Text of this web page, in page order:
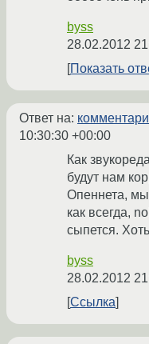
byss
28.02.2012
Показать
Ответ на:
10:30:30 +00:00
Как
будут нам
Опеннета,
как всегда,
сыпется.
byss
28.02.2012
Ссылка